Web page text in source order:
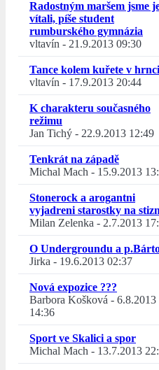
Radostným maršem jsme
vítali, píše student
rumburského gymnázia
vltavín - 21.9.2013 09:30
Tance kolem kuřete v hrnci
vltavín - 17.9.2013 20:44
K charakteru současného
režimu
Jan Tichý - 22.9.2013 12:49
Tenkrát na západě
Michal Mach - 15.9.2013
Stonerock a arogantni
vyjadreni starostky na
Milan Zelenka - 2.7.2013
O Undergroundu a
Jirka - 19.6.2013 02:37
Nová expozice ???
Barbora Košková - 6.8.2013
14:36
Sport ve Skalici a spor
Michal Mach - 13.7.2013